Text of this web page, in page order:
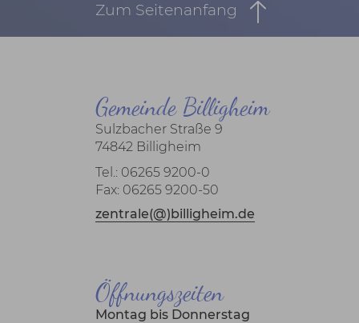
Zum Seitenanfang
Gemeinde Billigheim
Sulzbacher Straße 9
74842 Billigheim
Tel.: 06265 9200-0
Fax: 06265 9200-50
zentrale(@)billigheim.de
Öffnungszeiten
Montag bis Donnerstag